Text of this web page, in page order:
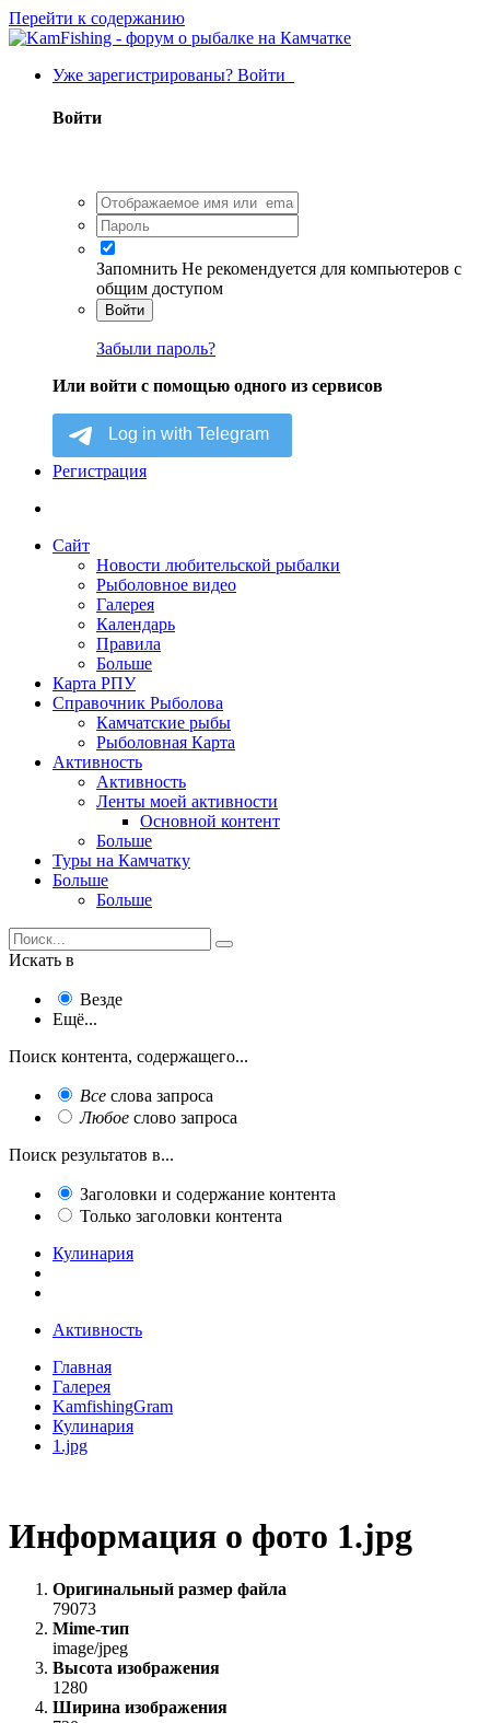
Перейти к содержанию
Уже зарегистрированы? Войти
Войти
Запомнить Не рекомендуется для компьютеров с
общим доступом
Войти
Забыли пароль?
Или войти с помощью одного из сервисов
Регистрация
Сайт
Новости любительской рыбалки
Рыболовное видео
Галерея
Календарь
Правила
Больше
Карта РПУ
Справочник Рыболова
Камчатские рыбы
Рыболовная Карта
Активность
Активность
Ленты моей активности
Основной контент
Больше
Туры на Камчатку
Больше
Больше
Искать в
Везде
Ещё...
Поиск контента, содержащего...
Все слова запроса
Любое слово запроса
Поиск результатов в...
Заголовки и содержание контента
Только заголовки контента
Кулинария
Активность
Главная
Галерея
KamfishingGram
Кулинария
1.jpg
Информация о фото 1.jpg
Оригинальный размер файла
79073
Mime-тип
image/jpeg
Высота изображения
1280
Ширина изображения